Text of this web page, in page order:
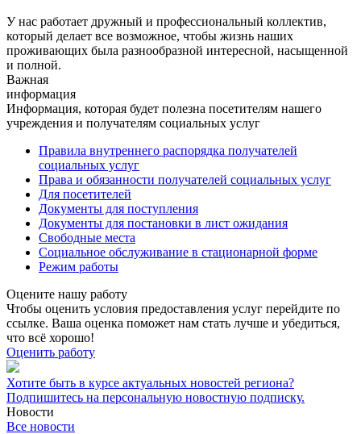
У нас работает дружный и профессиональный коллектив,
который делает все возможное, чтобы жизнь наших
проживающих была разнообразной интересной, насыщенной
и полной.
Важная
информация
Информация, которая будет полезна посетителям нашего
учреждения и получателям социальных услуг
Правила внутреннего распорядка получателей
социальных услуг
Права и обязанности получателей социальных услуг
Для посетителей
Документы для поступления
Документы для постановки в лист ожидания
Свободные места
Социальное обслуживание в стационарной форме
Режим работы
Оцените нашу работу
Чтобы оценить условия предоставления услуг перейдите по
ссылке. Ваша оценка поможет нам стать лучше и убедиться,
что всё хорошо!
Оценить работу
Хотите быть в курсе актуальных новостей региона?
Подпишитесь на персональную новостную подписку.
Новости
Все новости